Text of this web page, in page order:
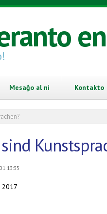
Mesaĝo al ni Kontakto
13:35
2017